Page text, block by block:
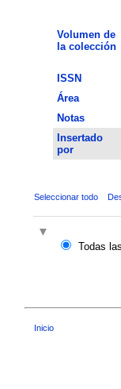
Volumen de
la colección
ISSN
Área
Notas
Insertado
por
Seleccionar todo
Todas
Inicio